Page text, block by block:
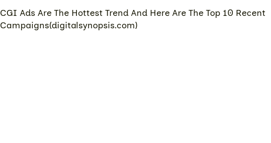
CGI Ads Are The Hottest Trend And Here Are The Top 10 Recent
Campaigns(digitalsynopsis.com)